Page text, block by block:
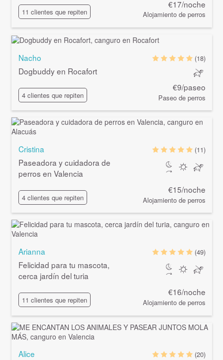
11 clientes que repiten
€17/noche
Alojamiento de perros
Nacho
Dogbuddy en Rocafort
4 clientes que repiten
(18)
€9/paseo
Paseo de perros
Cristina
Paseadora y cuidadora de
perros en Valencia
4 clientes que repiten
(11)
€15/noche
Alojamiento de perros
Arianna
Felicidad para tu mascota,
cerca jardín del turia
11 clientes que repiten
(49)
€16/noche
Alojamiento de perros
Alice
(20)